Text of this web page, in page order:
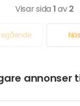
Visar sida 1av2
annonser